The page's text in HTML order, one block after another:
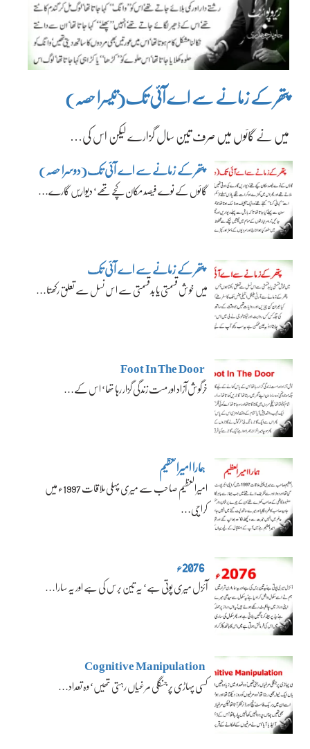
پتھر کے زمانے سے اے آئی تک(تیسرا حصہ)
میں نے گائوں میں صرف تین سال گزارے لیکن اس کی…
پتھر کے زمانے سے اے آئی تک(دوسرا حصہ)
گائوں کے نوے فیصد مکان کچے تھے‘ دیواریں گارے…
پتھر کے زمانے سے اے آئی تک
میں خوش قسمتی یا بدقسمتی سے اس نسل سے تعلق رکھتا…
Foot In The Door
خرگوش آزاد اور مست زندگی گزار رہا تھا‘ اس کے…
ہمارا امیرالعظیم
امیرالعظیم صاحب سے میری پہلی ملاقات 1997ء میں
کراچی…
2076ء
آئزل میری پوتی ہے‘ یہ تین برس کی ہے اور یہ سارا…
Cognitive Manipulation
کسی پہاڑی پر جنگلی مرغیاں رہتی تھیں‘ وہ تعداد…